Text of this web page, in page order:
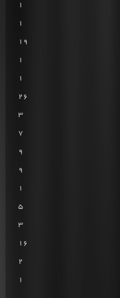
1
1
19
1
1
26
3
7
9
9
1
5
3
16
2
1